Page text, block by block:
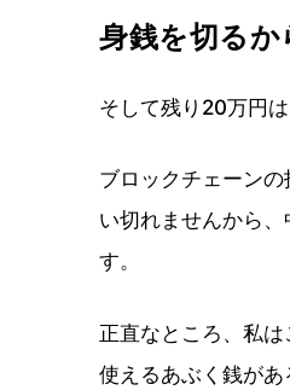
身銭を切る
そして残り20万円
ブロックチェーン
い切れませんから
す。
正直なところ、私
使えるあぶく銭があ